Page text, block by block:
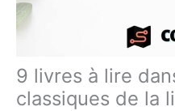
9 livres à lire
classiques de la